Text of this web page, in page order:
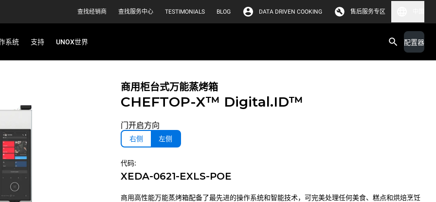
查找经销商 查找服务中心 TESTIMONIALS BLOG DATA DRIVEN COOKING 售后服务专区
系统 支持 UNOX世界 配置器
商用柜台式万能蒸烤箱
CHEFTOP-X™ Digital.ID™
门开启方向
右侧 左侧
代码:
XEDA-0621-EXLS-POE
商用高性能万能蒸烤箱配备了最先进的操作系统和智能技术，可完美处理任何美食、糕点和烘焙烹饪